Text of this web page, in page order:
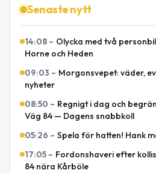
Senaste nytt
14:08 – Olycka med två
Horne och Heden
09:03 – Morgonsvepet: väder,
nyheter
08:50 – Regnigt i dag och
Väg 84 — Dagens snabbkoll
05:26 – Spela för hatten! Hank
17:05 – Fordonshaveri efter
84 nära Kårböle